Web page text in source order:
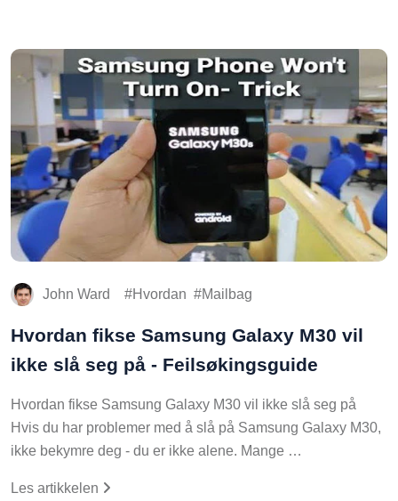
John Ward Hvordan Mailbag
Hvordan fikse Samsung Galaxy M30 vil
ikke slå seg på - Feilsøkingsguide
Hvordan fikse Samsung Galaxy M30 vil ikke slå seg på
Hvis du har problemer med å slå på Samsung Galaxy M30,
ikke bekymre deg - du er ikke alene. Mange …
Les artikkelen